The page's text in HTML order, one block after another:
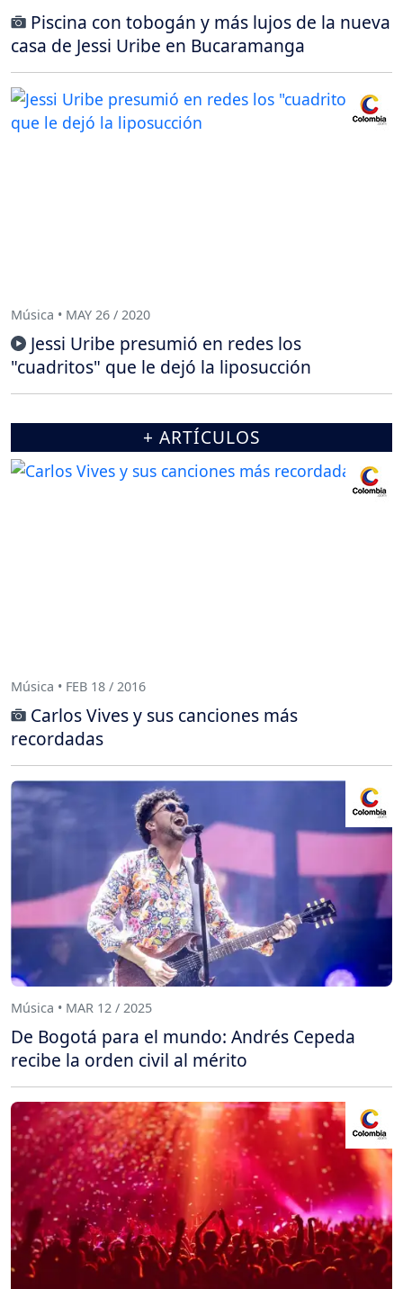
Piscina con tobogán y más lujos de la nueva
casa de Jessi Uribe en Bucaramanga
Música • MAY 26 / 2020
Jessi Uribe presumió en redes los
"cuadritos" que le dejó la liposucción
+ ARTÍCULOS
Música • FEB 18 / 2016
Carlos Vives y sus canciones más
recordadas
Música • MAR 12 / 2025
De Bogotá para el mundo: Andrés Cepeda
recibe la orden civil al mérito